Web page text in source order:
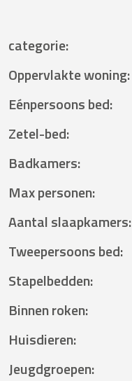
categorie:
Oppervlakte woning:
Eénpersoons bed:
Zetel-bed:
Badkamers:
Max personen:
Aantal slaapkamers:
Tweepersoons bed:
Stapelbedden:
Binnen roken:
Huisdieren:
Jeugdgroepen: